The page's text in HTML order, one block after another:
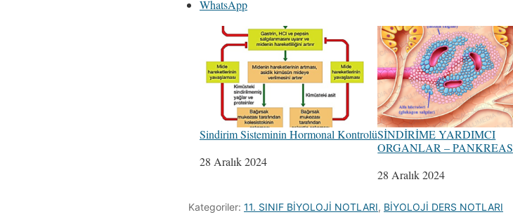
WhatsApp
Sindirim Sisteminin Hormonal Kontrolü
Tarih
28 Aralık 2024
SİNDİRİME YARDIMCI
ORGANLAR – PANKREAS
Tarih
28 Aralık 2024
Kategoriler: 11. SINIF BİYOLOJİ NOTLARI, BİYOLOJİ DERS NOTLARI